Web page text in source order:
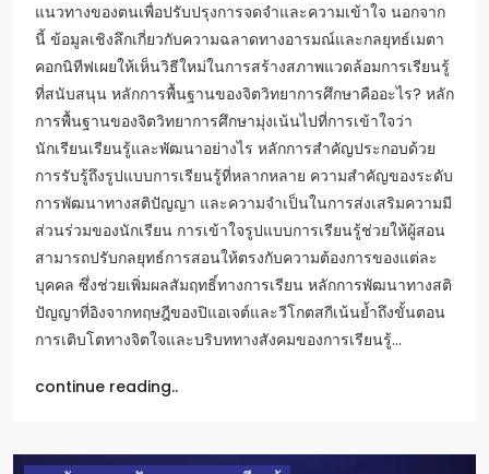
แนวทางของตนเพื่อปรับปรุงการจดจำและความเข้าใจ นอกจาก
นี้ ข้อมูลเชิงลึกเกี่ยวกับความฉลาดทางอารมณ์และกลยุทธ์เมตา
คอกนิทีฟเผยให้เห็นวิธีใหม่ในการสร้างสภาพแวดล้อมการเรียนรู้
ที่สนับสนุน หลักการพื้นฐานของจิตวิทยาการศึกษาคืออะไร? หลัก
การพื้นฐานของจิตวิทยาการศึกษามุ่งเน้นไปที่การเข้าใจว่า
นักเรียนเรียนรู้และพัฒนาอย่างไร หลักการสำคัญประกอบด้วย
การรับรู้ถึงรูปแบบการเรียนรู้ที่หลากหลาย ความสำคัญของระดับ
การพัฒนาทางสติปัญญา และความจำเป็นในการส่งเสริมความมี
ส่วนร่วมของนักเรียน การเข้าใจรูปแบบการเรียนรู้ช่วยให้ผู้สอน
สามารถปรับกลยุทธ์การสอนให้ตรงกับความต้องการของแต่ละ
บุคคล ซึ่งช่วยเพิ่มผลสัมฤทธิ์ทางการเรียน หลักการพัฒนาทางสติ
ปัญญาที่อิงจากทฤษฎีของปิแอเจต์และวีโกตสกีเน้นย้ำถึงขั้นตอน
การเติบโตทางจิตใจและบริบททางสังคมของการเรียนรู้…
continue reading..